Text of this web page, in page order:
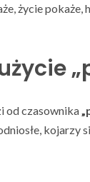
życie
od czasownika
kojarzy